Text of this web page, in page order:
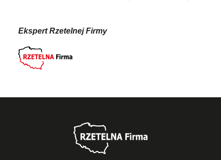
Ekspert Rzetelnej Firmy